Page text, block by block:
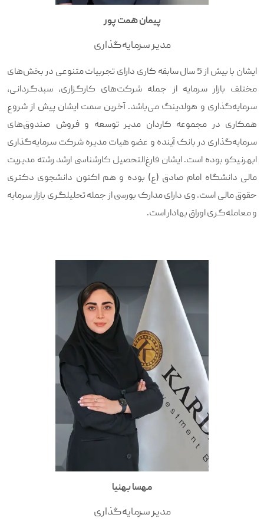
پیمان همت پور
مدیر سرمایه‌گذاری
ایشان با بیش از 5 سال سابقه کاری دارای تجربیات متنوعی در بخش‌های
مختلف بازار سرمایه از جمله شرکت‌های کارگزاری، سبدگردانی،
سرمایه‌گذاری و هولدینگ می‌باشد. آخرین سمت ایشان پیش از شروع
همکاری در مجموعه کاردان مدیر توسعه و فروش صندوق‌های
سرمایه‌گذاری در بانک آینده و عضو هیات مدیره شرکت سرمایه‌گذاری
ابهرنیکو بوده است. ایشان فارغ‌التحصیل کارشناسی ارشد رشته مدیریت
مالی دانشگاه امام صادق (ع) بوده و هم اکنون دانشجوی دکتری
حقوق مالی است. وی دارای مدارک بورسی از جمله تحلیلگری بازار سرمایه
و معامله‌گری اوراق بهادار است.
مهسا بهنیا
مدیر سرمایه‌گذاری